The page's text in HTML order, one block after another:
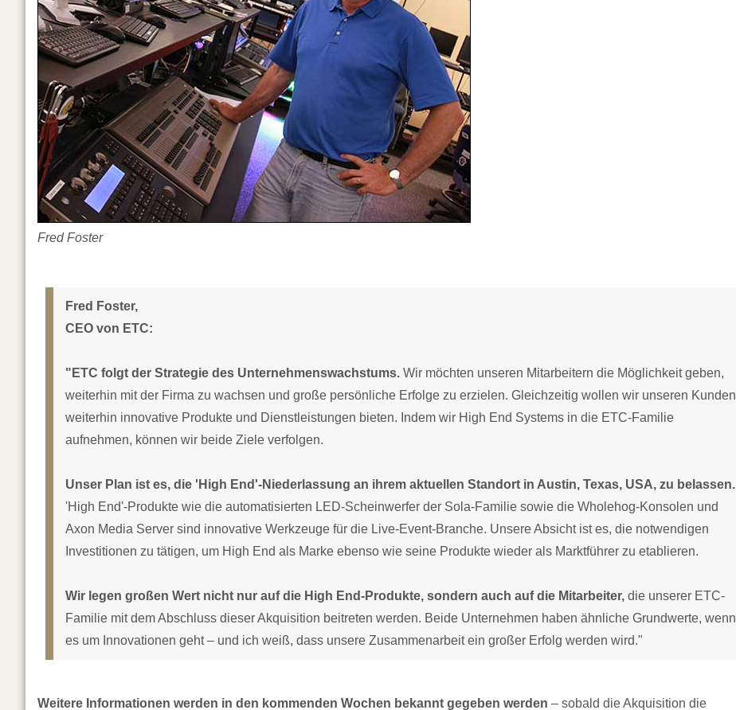
Fred Foster
Fred Foster,
CEO von ETC:
"ETC folgt der Strategie des Unternehmenswachstums. Wir möchten unseren Mitarbeitern die Möglichkeit geben,
weiterhin mit der Firma zu wachsen und große persönliche Erfolge zu erzielen. Gleichzeitig wollen wir unseren Kunden
weiterhin innovative Produkte und Dienstleistungen bieten. Indem wir High End Systems in die ETC-Familie
aufnehmen, können wir beide Ziele verfolgen.
Unser Plan ist es, die 'High End'-Niederlassung an ihrem aktuellen Standort in Austin, Texas, USA, zu belassen.
'High End'-Produkte wie die automatisierten LED-Scheinwerfer der Sola-Familie sowie die Wholehog-Konsolen und
Axon Media Server sind innovative Werkzeuge für die Live-Event-Branche. Unsere Absicht ist es, die notwendigen
Investitionen zu tätigen, um High End als Marke ebenso wie seine Produkte wieder als Marktführer zu etablieren.
Wir legen großen Wert nicht nur auf die High End-Produkte, sondern auch auf die Mitarbeiter, die unserer ETC-
Familie mit dem Abschluss dieser Akquisition beitreten werden. Beide Unternehmen haben ähnliche Grundwerte, wenn
es um Innovationen geht – und ich weiß, dass unsere Zusammenarbeit ein großer Erfolg werden wird."
Weitere Informationen werden in den kommenden Wochen bekannt gegeben werden – sobald die Akquisition die